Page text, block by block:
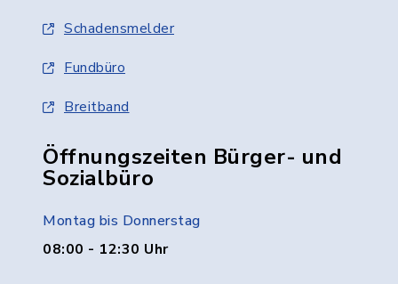
Schadensmelder
Fundbüro
Breitband
Öffnungszeiten Bürger- und
Sozialbüro
Montag bis Donnerstag
08:00 - 12:30 Uhr